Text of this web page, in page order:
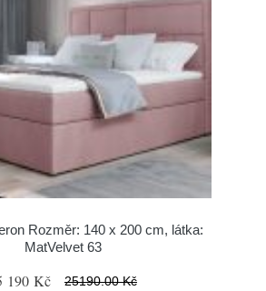
Rozměr: 140 x 200 cm, látka:
MatVelvet 63
190 Kč 25190.00 Kč